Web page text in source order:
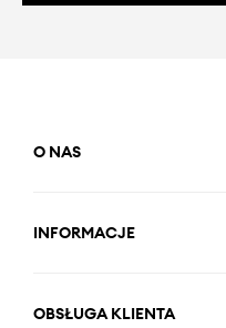
O NAS
INFORMACJE
OBSŁUGA KLIENTA